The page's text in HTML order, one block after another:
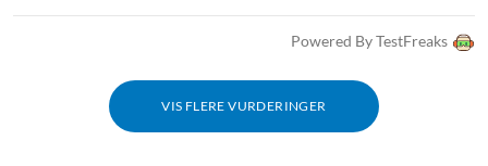
Powered By TestFreaks
VIS FLERE VURDERINGER